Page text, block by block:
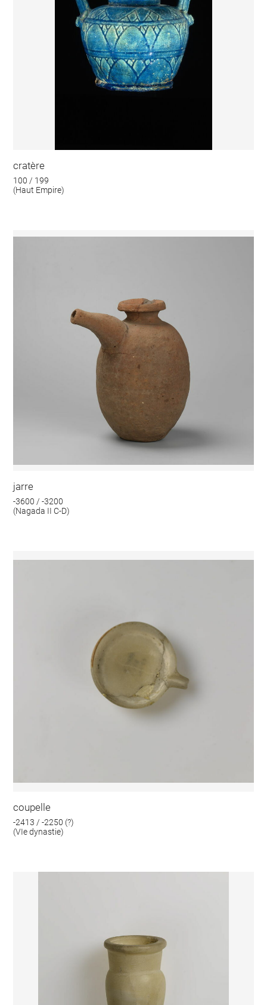
cratère
100 / 199
(Haut Empire)
jarre
-3600 / -3200
(Nagada II C-D)
coupelle
-2413 / -2250 (?)
(VIe dynastie)